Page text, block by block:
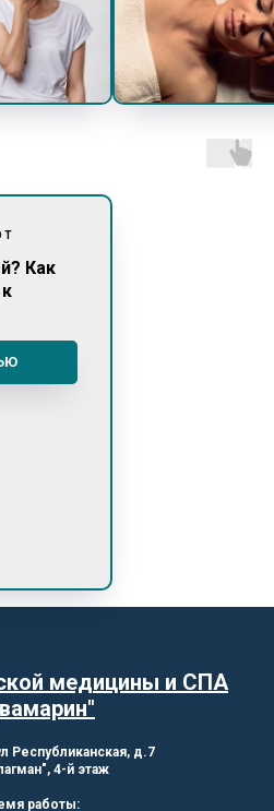
Как
медицины и СПА
Республиканская, д.7
4-й этаж
работы: